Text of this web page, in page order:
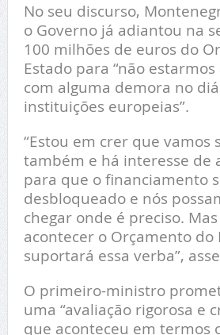
No seu discurso,
o Governo já adiantou na
100 milhões de euros do
Estado para “não
com alguma demora no
instituições europeias”.
“Estou em crer que vamos
também e há interesse de
para que o financiamento
desbloqueado e nós
chegar onde é preciso.
acontecer o Orçamento do
suportará essa verba”,
O primeiro-ministro
uma “avaliação rigorosa e
que aconteceu em termos